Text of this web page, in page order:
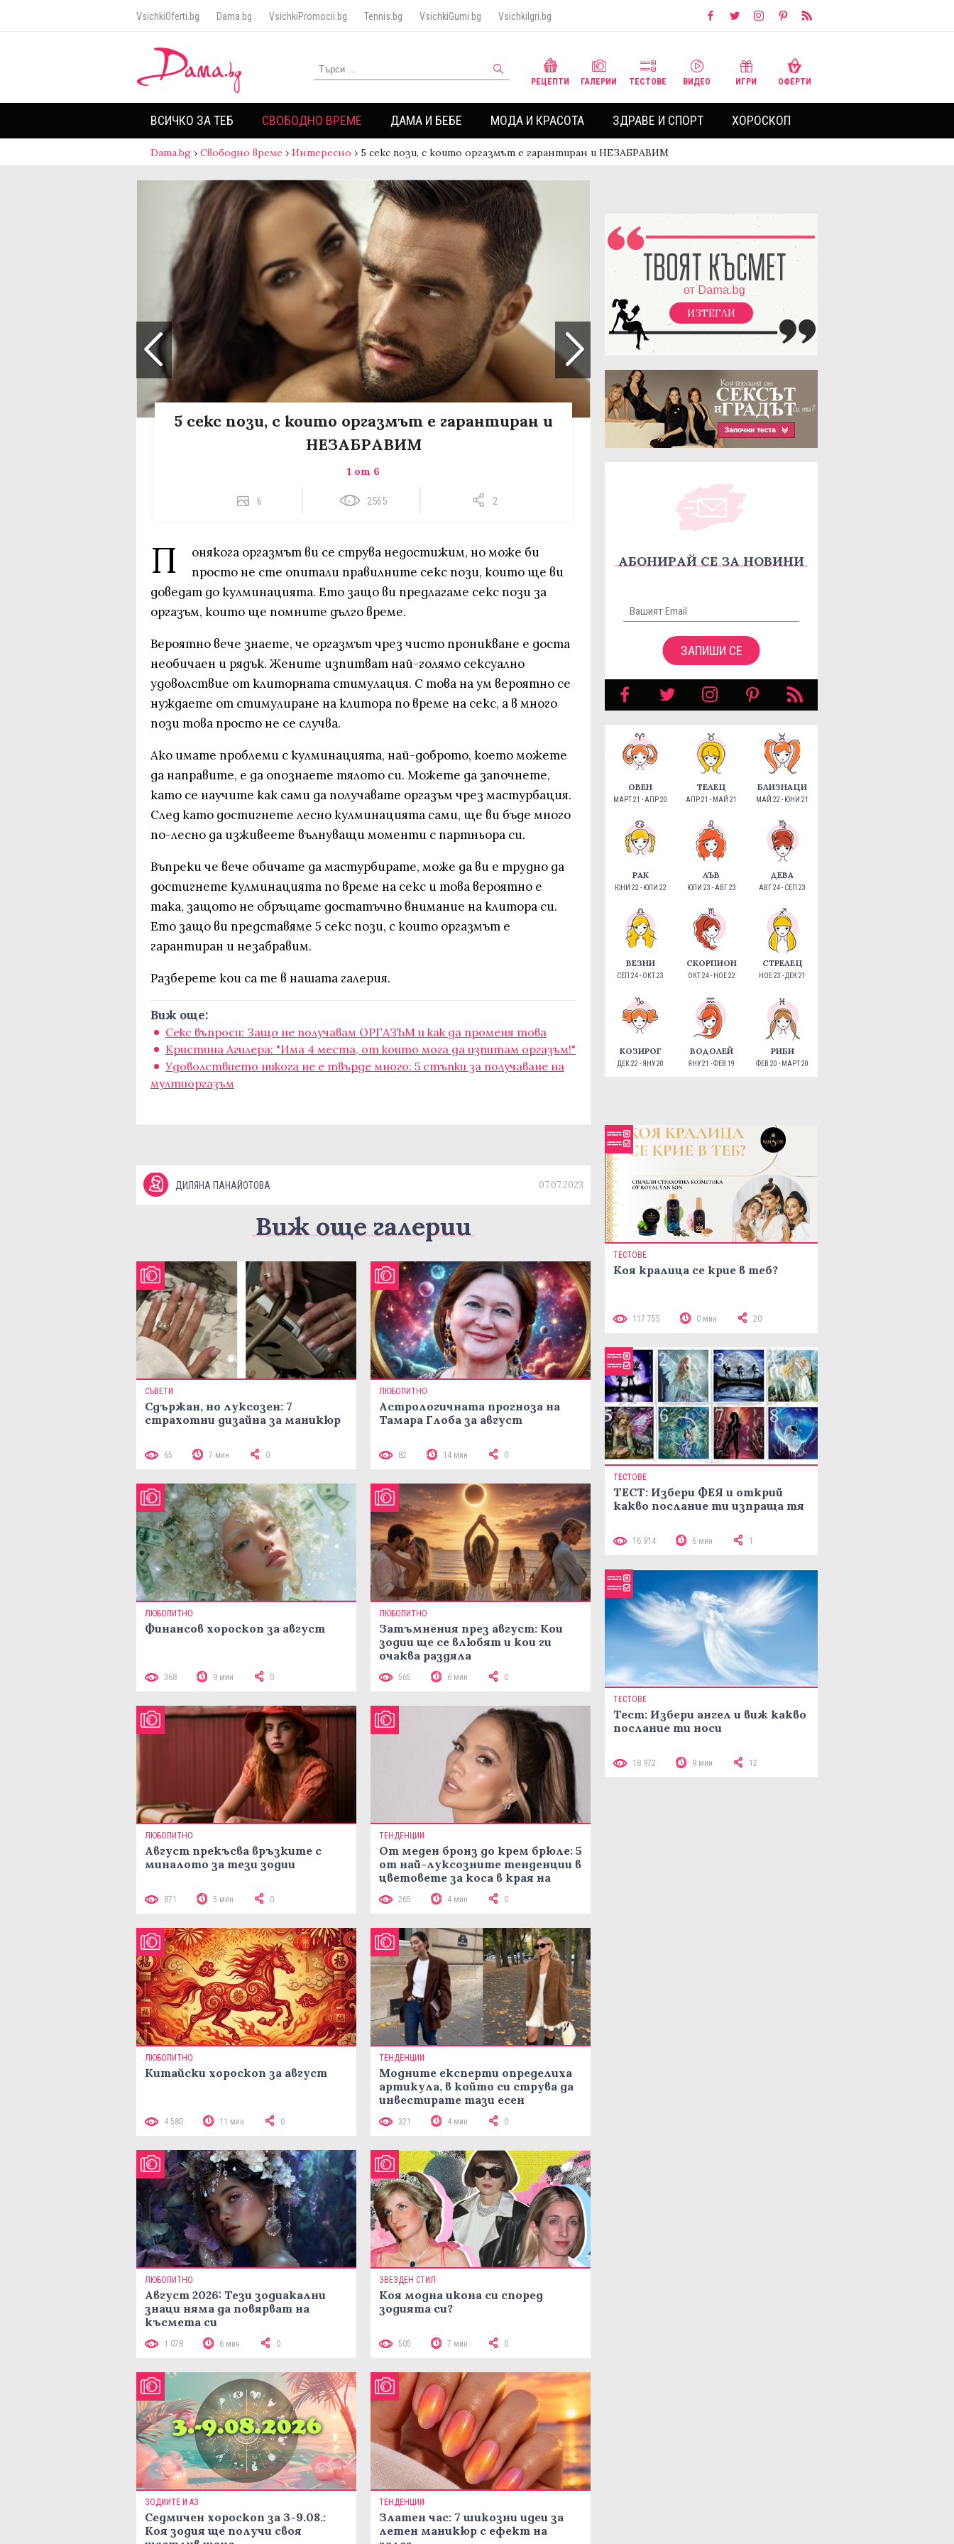
VsichkiOferti.bg Dama.bg VsichkiPromocii.bg Tennis.bg VsichkiGumi.bg VsichkiIgri.bg
РЕЦЕПТИ ГАЛЕРИИ ТЕСТОВЕ ВИДЕО ИГРИ ОФЕРТИ
ВСИЧКО ЗА ТЕБ СВОБОДНО ВРЕМЕ ДАМА И БЕБЕ МОДА И КРАСОТА ЗДРАВЕ И СПОРТ ХОРОСКОП
Dama.bg › Свободно време › Интересно › 5 секс пози, с които оргазмът е гарантиран и НЕЗАБРАВИМ
5 секс пози, с които оргазмът е гарантиран и
НЕЗАБРАВИМ
1 от 6
6 2565 2
П
онякога оргазмът ви се струва недостижим, но може би
просто не сте опитали правилните секс пози, които ще ви
доведат до кулминацията. Ето защо ви предлагаме секс пози за
оргазъм, които ще помните дълго време.
Вероятно вече знаете, че оргазмът чрез чисто проникване е доста
необичаен и рядък. Жените изпитват най-голямо сексуално
удоволствие от клиторната стимулация. С това на ум вероятно се
нуждаете от стимулиране на клитора по време на секс, а в много
пози това просто не се случва.
Ако имате проблеми с кулминацията, най-доброто, което можете
да направите, е да опознаете тялото си. Можете да започнете,
като се научите как сами да получавате оргазъм чрез мастурбация.
След като достигнете лесно кулминацията сами, ще ви бъде много
по-лесно да изживеете вълнуващи моменти с партньора си.
Въпреки че вече обичате да мастурбирате, може да ви е трудно да
достигнете кулминацията по време на секс и това вероятно е
така, защото не обръщате достатъчно внимание на клитора си.
Ето защо ви представяме 5 секс пози, с които оргазмът е
гарантиран и незабравим.
Разберете кои са те в нашата галерия.
Виж още:
Секс въпроси: Защо не получавам ОРГАЗЪМ и как да променя това
Кристина Агилера: "Има 4 места, от които мога да изпитам оргазъм!"
Удоволствието никога не е твърде много: 5 стъпки за получаване на
мултиоргазъм
ДИЛЯНА ПАНАЙОТОВА 07.07.2023
Виж още галерии
СЪВЕТИ
Сдържан, но луксозен: 7
страхотни дизайна за маникюр
65 7 мин 0
ЛЮБОПИТНО
Астрологичната прогноза на
Тамара Глоба за август
82 14 мин 0
ЛЮБОПИТНО
Финансов хороскоп за август
368 9 мин 0
ЛЮБОПИТНО
Затъмнения през август: Кои
зодии ще се влюбят и кои ги
очаква раздяла
565 6 мин 0
ЛЮБОПИТНО
Август прекъсва връзките с
миналото за тези зодии
871 5 мин 0
ТЕНДЕНЦИИ
От меден бронз до крем брюле: 5
от най-луксозните тенденции в
цветовете за коса в края на
265 4 мин 0
ЛЮБОПИТНО
Китайски хороскоп за август
4 580 11 мин 0
ТЕНДЕНЦИИ
Модните експерти определиха
артикула, в който си струва да
инвестирате тази есен
321 4 мин 0
ЛЮБОПИТНО
Август 2026: Тези зодиакални
знаци няма да повярват на
късмета си
1 078 6 мин 0
ЗВЕЗДЕН СТИЛ
Коя модна икона си според
зодията си?
505 7 мин 0
ЗОДИИТЕ И АЗ
Седмичен хороскоп за 3-9.08.:
Коя зодия ще получи своя
ТЕНДЕНЦИИ
Златен час: 7 шикозни идеи за
летен маникюр с ефект на
ИЗТЕГЛИ
АБОНИРАЙ СЕ ЗА НОВИНИ
ЗАПИШИ СЕ
ОВЕН
МАРТ 21 - АПР 20
ТЕЛЕЦ
АПР 21 - МАЙ 21
БЛИЗНАЦИ
МАЙ 22 - ЮНИ 21
РАК
ЮНИ 22 - ЮЛИ 22
ЛЪВ
ЮЛИ 23 - АВГ 23
ДЕВА
АВГ 24 - СЕП 23
ВЕЗНИ
СЕП 24 - ОКТ 23
СКОРПИОН
ОКТ 24 - НОЕ 22
СТРЕЛЕЦ
НОЕ 23 - ДЕК 21
КОЗИРОГ
ДЕК 22 - ЯНУ 20
ВОДОЛЕЙ
ЯНУ 21 - ФЕВ 19
РИБИ
ФЕВ 20 - МАРТ 20
ТЕСТОВЕ
Коя кралица се крие в теб?
117 755 0 мин 20
ТЕСТОВЕ
ТЕСТ: Избери ФЕЯ и открий
какво послание ти изпраща тя
16 914 6 мин 1
ТЕСТОВЕ
Тест: Избери ангел и виж какво
послание ти носи
18 972 9 мин 12